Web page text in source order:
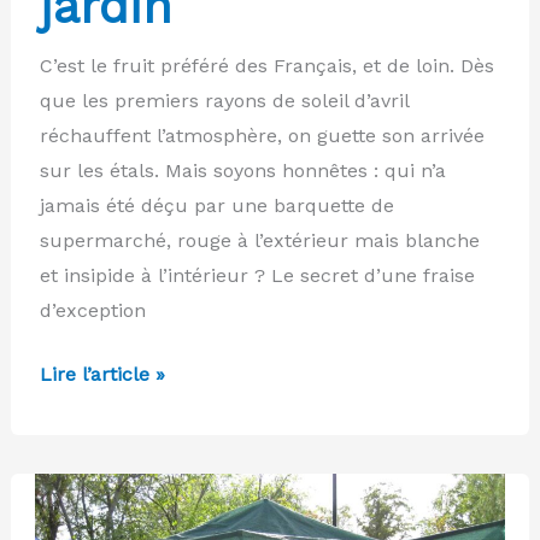
C’est le fruit préféré des Français, et de loin. Dès
que les premiers rayons de soleil d’avril
réchauffent l’atmosphère, on guette son arrivée
sur les étals. Mais soyons honnêtes : qui n’a
jamais été déçu par une barquette de
supermarché, rouge à l’extérieur mais blanche
et insipide à l’intérieur ? Le secret d’une fraise
d’exception
Gariguette,
Bois,
Charlotte
Lire l’article »